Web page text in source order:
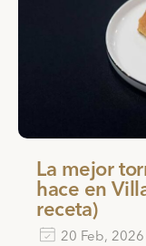
La mejor
hace en
receta)
20 Feb, 2026